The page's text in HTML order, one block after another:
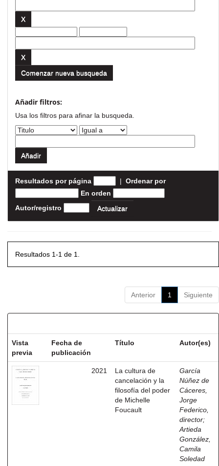
Comenzar nueva busqueda
Añadir filtros:
Usa los filtros para afinar la busqueda.
Resultados por página | Ordenar por
En orden
Autor/registro
Resultados 1-1 de 1.
Anterior 1 Siguiente
Vista
previa
Fecha de
publicación
Título Autor(es)
2021
La cultura de
cancelación y la
filosofía del poder
de Michelle
Foucault
García
Núñez de
Cáceres,
Jorge
Federico,
director;
Artieda
González,
Camila
Soledad